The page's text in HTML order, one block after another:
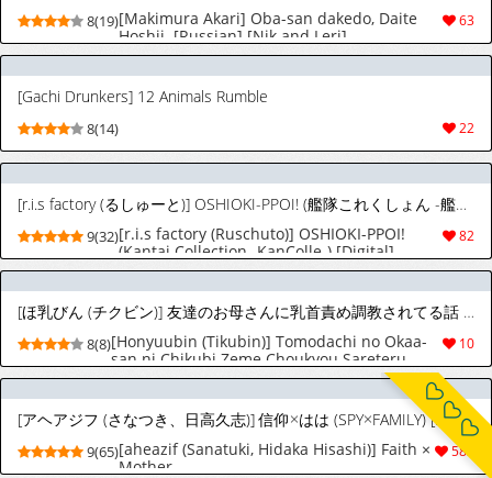
63
8(19)[Makimura Akari] Oba-san dakedo, Daite
Hoshii. [Russian] [Nik and Leri]
[Gachi Drunkers] 12 Animals Rumble
22
8(14)
[r.i.s factory (るしゅーと)] OSHIOKI-PPOI! (艦隊これくしょん -艦これ-) [DL版]
82
9(32)[r.i.s factory (Ruschuto)] OSHIOKI-PPOI!
(Kantai Collection -KanColle-) [Digital]
[ほ乳びん (チクビン)] 友達のお母さんに乳首責め調教されてる話 [イタリア翻訳]
10
8(8)[Honyuubin (Tikubin)] Tomodachi no Okaa-
san ni Chikubi Zeme Choukyou Sareteru
Hanashi | Vengo addestrato alla
stimolazione dei capezzoli dalla mamma di
un mio amico [Italian]
[アヘアジフ (さなつき、日高久志)] 信仰×はは (SPY×FAMILY) [DL版]
583
9(65)[aheazif (Sanatuki, Hidaka Hisashi)] Faith ×
Mother